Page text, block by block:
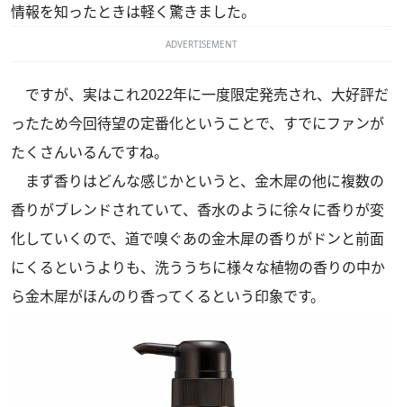
情報を知ったときは軽く驚きました。
ADVERTISEMENT
ですが、実はこれ2022年に一度限定発売され、大好評だ
ったため今回待望の定番化ということで、すでにファンが
たくさんいるんですね。
まず香りはどんな感じかというと、金木犀の他に複数の
香りがブレンドされていて、香水のように徐々に香りが変
化していくので、道で嗅ぐあの金木犀の香りがドンと前面
にくるというよりも、洗ううちに様々な植物の香りの中か
ら金木犀がほんのり香ってくるという印象です。